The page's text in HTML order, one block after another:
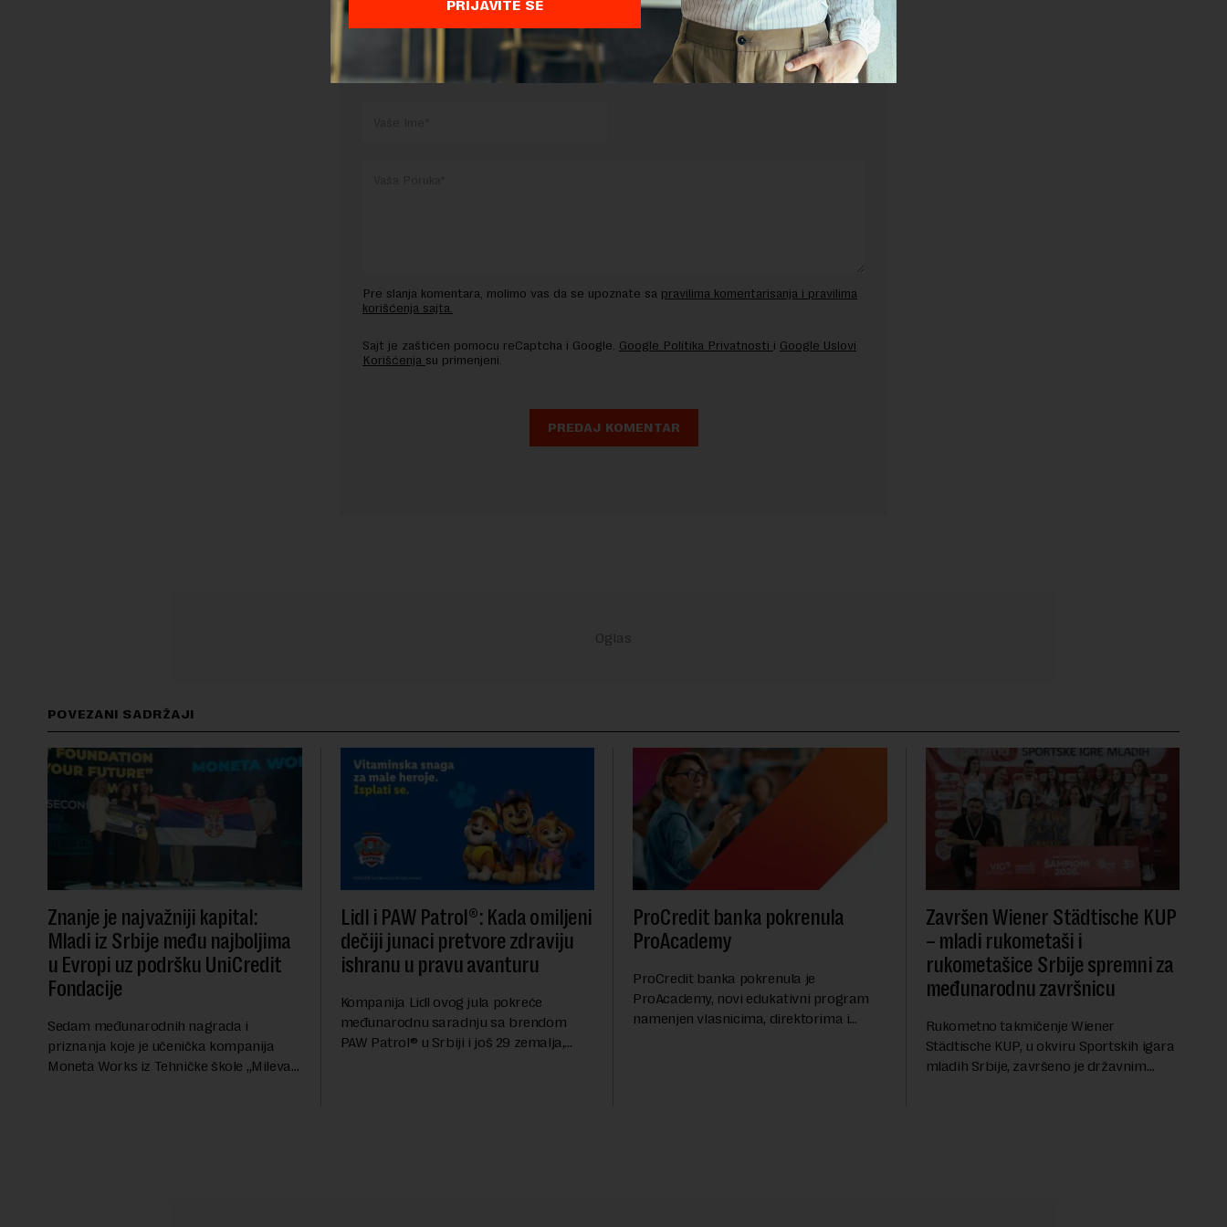
Pre slanja komentara, molimo vas da se upoznate sa pravilima komentarisanja i pravilima
korišćenja sajta.
Sajt je zaštićen pomocu reCaptcha i Google. Google Politika Privatnosti i Google Uslovi
Korišćenja su primenjeni.
POVEZANI SADRŽAJI
Znanje je najvažniji kapital:
Mladi iz Srbije među najboljima
u Evropi uz podršku UniCredit
Fondacije
Sedam međunarodnih nagrada i
priznanja koje je učenička kompanija
Moneta Works iz Tehničke škole „Mileva
Lidl i PAW Patrol®: Kada omiljeni
dečiji junaci pretvore zdraviju
ishranu u pravu avanturu
Kompanija Lidl ovog jula pokreće
međunarodnu saradnju sa brendom
PAW Patrol® u Srbiji i još 29 zemalja,
ProCredit banka pokrenula
ProAcademy
ProCredit banka pokrenula je
ProAcademy, novi edukativni program
namenjen vlasnicima, direktorima i
Završen Wiener Städtische KUP
– mladi rukometaši i
rukometašice Srbije spremni za
međunarodnu završnicu
Rukometno takmičenje Wiener
Städtische KUP, u okviru Sportskih igara
mladih Srbije, završeno je državnim
PRIJAVITE SE